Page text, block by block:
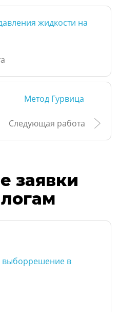
жидкости на
Метод Гурвица
Следующая работа
заявки
выборрешение в